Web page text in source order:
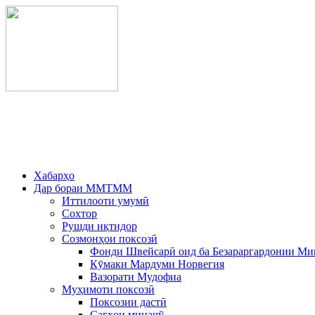
Хабарҳо
Дар бораи ММТММ
Иттилооти умумӣ
Сохтор
Рушди иқтидор
Созмонҳои поксозӣ
Фонди Швейсарӣ оид ба Безараргардонии
Кӯмаки Мардуми Норвегия
Вазорати Мудофиа
Муҳимоти поксозӣ
Поксозии дастӣ